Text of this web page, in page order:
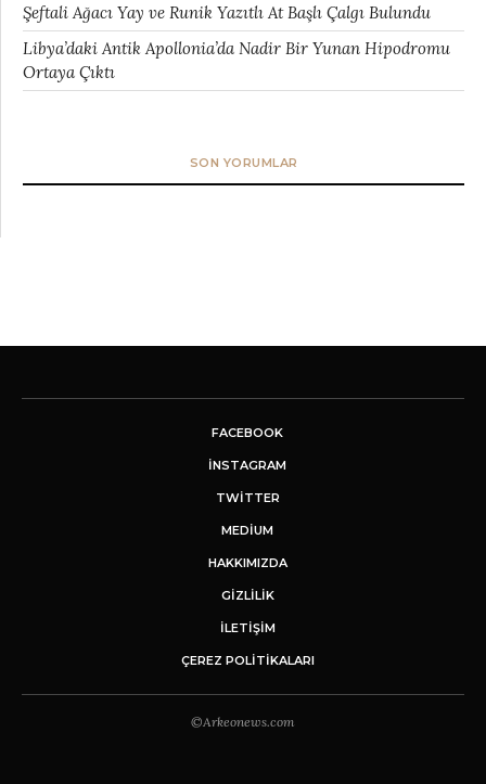
Şeftali Ağacı Yay ve Runik Yazıtlı At Başlı Çalgı Bulundu
Libya’daki Antik Apollonia’da Nadir Bir Yunan Hipodromu
Ortaya Çıktı
SON YORUMLAR
FACEBOOK
INSTAGRAM
TWITTER
MEDIUM
HAKKIMIZDA
GİZLİLİK
İLETIŞIM
ÇEREZ POLITIKALARI
©Arkeonews.com